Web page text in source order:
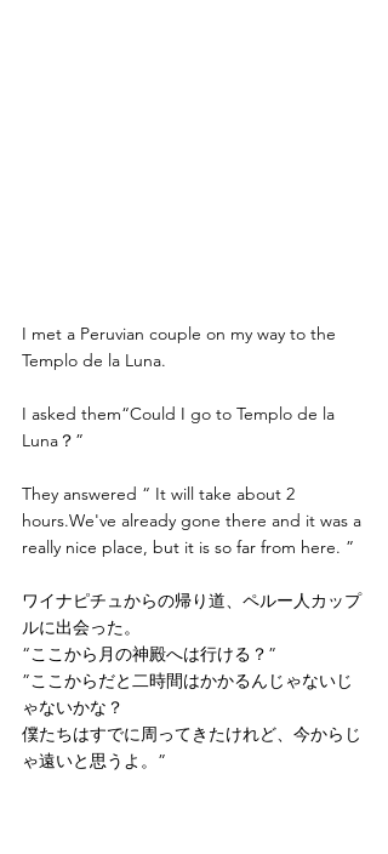
I met a Peruvian couple on my way to the
Templo de la Luna.
I asked them“Could I go to Templo de la
Luna？”
They answered “ It will take about 2
hours.We've already gone there and it was a
really nice place, but it is so far from here. ”
ワイナピチュからの帰り道、ペルー人カップ
ルに出会った。
“ここから月の神殿へは行ける？”
”ここからだと二時間はかかるんじゃないじ
ゃないかな？
僕たちはすでに周ってきたけれど、今からじ
ゃ遠いと思うよ。”